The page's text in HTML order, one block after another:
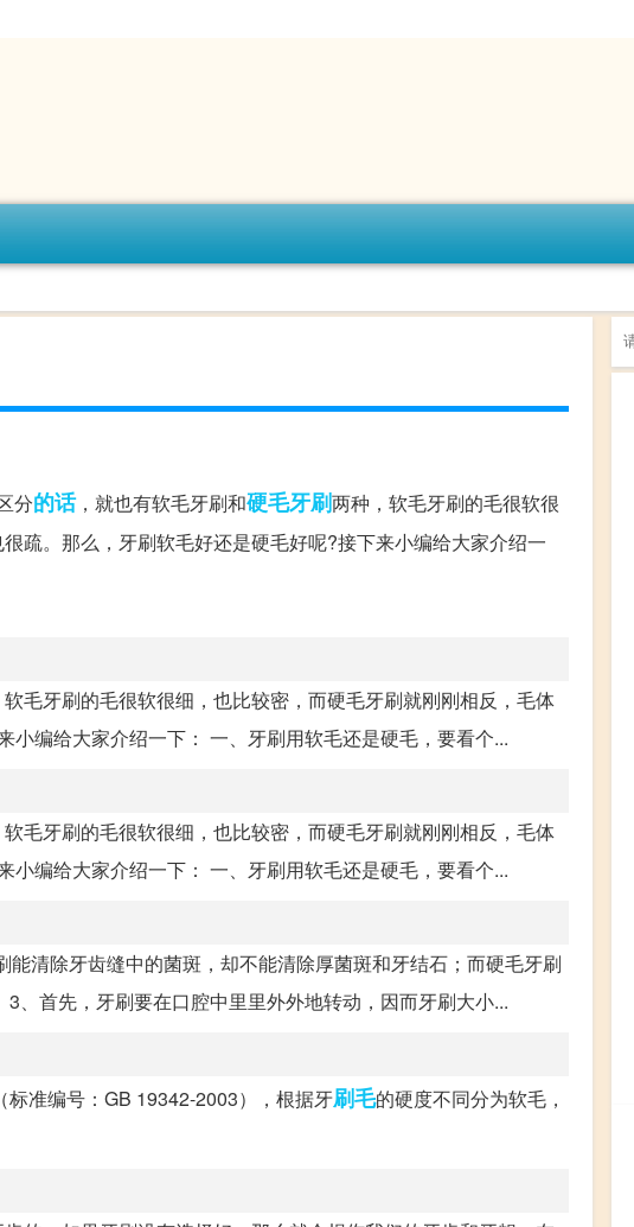
分的话，就也有软毛牙刷和硬毛牙刷两种，软毛牙刷的毛很软很
疏。那么，牙刷软毛好还是硬毛好呢?接下来小编给大家介绍一
毛牙刷的毛很软很细，也比较密，而硬毛牙刷就刚刚相反，毛体
编给大家介绍一下： 一、牙刷用软毛还是硬毛，要看个...
毛牙刷的毛很软很细，也比较密，而硬毛牙刷就刚刚相反，毛体
编给大家介绍一下： 一、牙刷用软毛还是硬毛，要看个...
清除牙齿缝中的菌斑，却不能清除厚菌斑和牙结石；而硬毛牙刷
、首先，牙刷要在口腔中里里外外地转动，因而牙刷大小...
准编号：GB 19342-2003），根据牙刷毛的硬度不同分为软毛，